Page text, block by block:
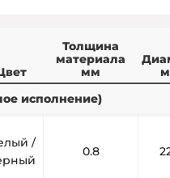
Толщина
материала
мм
исполнение)
/
0.8